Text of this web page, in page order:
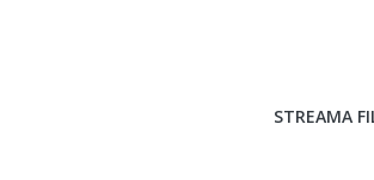
STREAMA